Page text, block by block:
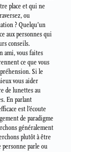
place et qui ne
ou
? Quelqu’un
aux personnes qui
conseils.
ami, vous faites
ce que vous
Si le
vous aider
de lunettes au
En parlant
est l’écoute
de paradigme
généralement
plutôt à être
parle ou